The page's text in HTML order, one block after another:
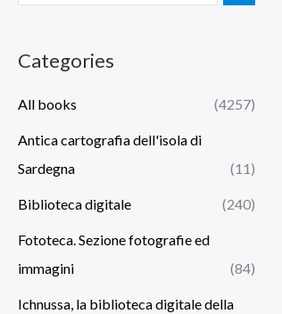
Categories
All books (4257)
Antica cartografia dell'isola di
Sardegna
(11)
Biblioteca digitale (240)
Fototeca. Sezione fotografie ed
immagini
(84)
Ichnussa, la biblioteca digitale della